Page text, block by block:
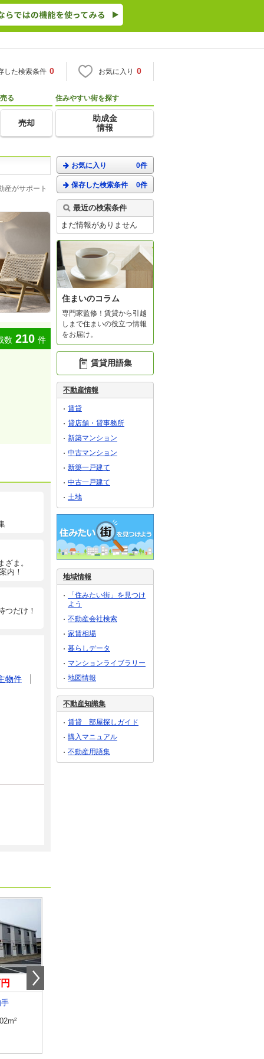
した検索条件 0 お気に入り 0
売る
売却
住みやすい街を探す
助成金
情報
産がサポート
数 210 件
ま。
内！
つだけ！
物件
お気に入り 0件
保存した検索条件 0件
最近の検索条件
まだ情報がありません
住まいのコラム
専門家監修！賃貸から引越
しまで住まいの役立つ情報
をお届け。
賃貸用語集
不動産情報
賃貸
貸店舗・貸事務所
新築マンション
中古マンション
新築一戸建て
中古一戸建て
土地
地域情報
「住みたい街」を見つけ
よう
不動産会社検索
家賃相場
暮らしデータ
マンションライブラリー
地図情報
不動産知識集
賃貸 部屋探しガイド
購入マニュアル
不動産用語集